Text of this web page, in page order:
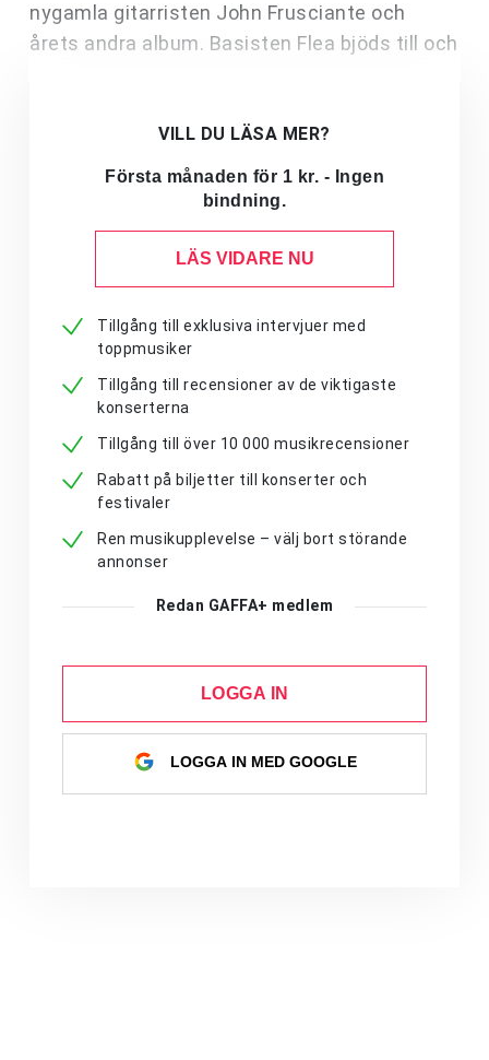
nygamla gitarristen John Frusciante och
årets andra album. Basisten Flea bjöds till och
VILL DU LÄSA MER?
Första månaden för 1 kr. - Ingen
bindning.
LÄS VIDARE NU
Tillgång till exklusiva intervjuer med
toppmusiker
Tillgång till recensioner av de viktigaste
konserterna
Tillgång till över 10 000 musikrecensioner
Rabatt på biljetter till konserter och
festivaler
Ren musikupplevelse – välj bort störande
annonser
Redan GAFFA+ medlem
LOGGA IN
LOGGA IN MED GOOGLE